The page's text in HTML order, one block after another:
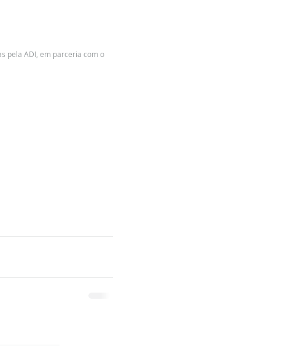
pela ADI, em parceria com o